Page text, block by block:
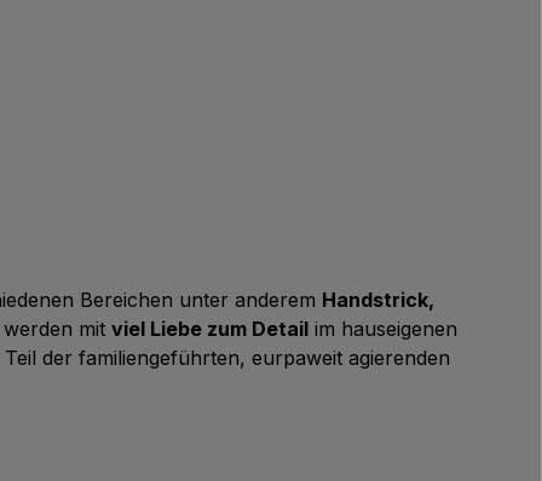
Bereichen unter anderem Handstrick,
mit viel Liebe zum Detail im hauseigenen
der familiengeführten, eurpaweit agierenden